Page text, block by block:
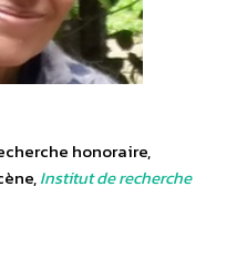
honoraire,
Institut de recherche